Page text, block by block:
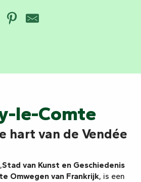
le-Comte
hart van de Vendée
Stad van Kunst en Geschiedenis
Omwegen van Frankrijk, is een